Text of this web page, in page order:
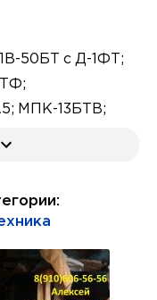
50БТ с Д-1ФТ;
МПК-13БТВ;
Д-1,6э/дв;